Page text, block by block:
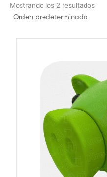
Mostrando los 2 resultados